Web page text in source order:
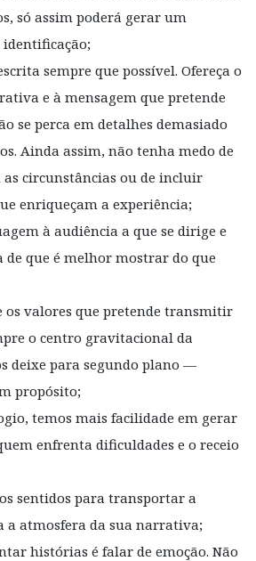
só assim poderá gerar um
sempre que possível. Ofereça o
e à mensagem que pretende
se perca em detalhes demasiado
Ainda assim, não tenha medo de
as circunstâncias ou de incluir
enriqueçam a experiência;
à audiência a que se dirige e
de que é melhor mostrar do que
os valores que pretende transmitir
o centro gravitacional da
deixe para segundo plano —
propósito;
temos mais facilidade em gerar
enfrenta dificuldades e o receio
sentidos para transportar a
a atmosfera da sua narrativa;
histórias é falar de emoção. Não